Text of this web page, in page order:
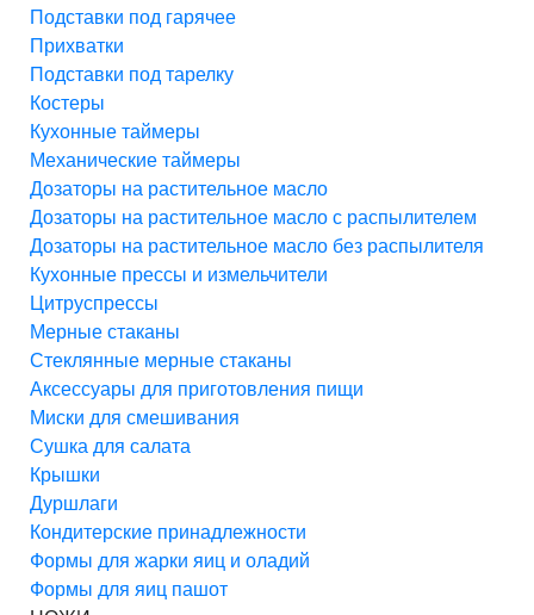
Подставки под гарячее
Прихватки
Подставки под тарелку
Костеры
Кухонные таймеры
Механические таймеры
Дозаторы на растительное масло
Дозаторы на растительное масло с распылителем
Дозаторы на растительное масло без распылителя
Кухонные прессы и измельчители
Цитруспрессы
Мерные стаканы
Стеклянные мерные стаканы
Аксессуары для приготовления пищи
Миски для смешивания
Сушка для салата
Крышки
Дуршлаги
Кондитерские принадлежности
Формы для жарки яиц и оладий
Формы для яиц пашот